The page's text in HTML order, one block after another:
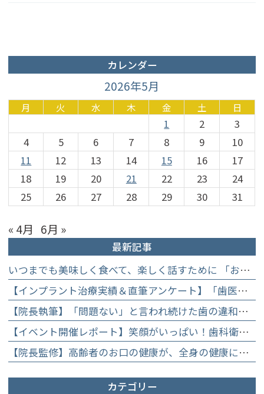
カレンダー
2026年5月
月 火 水 木 金 土 日
1 2
3
4
5 6 7 8 9
10
11
12 13 14 15 16
17
18
19 20 21 22 23
24
25
26 27 28 29 30 31
« 4月 6月 »
最新記事
いつまでも美味しく食べて、楽しく話すために 「お口からはじめる健康長寿教室」を開催します
【インプラント治療実績＆直筆アンケート】「歯医者が怖かった」トラウマを乗り越えて。70歳・介護士女性が手に入れた「晴れ晴れとした笑顔」と人生を支える噛み合わせ】
【院長執筆】「問題ない」と言われ続けた歯の違和感……60代女性が「80歳で20本の自前の歯」を守るために選んだ精密総合治療の全貌
【イベント開催レポート】笑顔がいっぱい！歯科衛生士×管理栄養士がお届けする「親子で楽しむむし歯になりにくいお菓子作り体験」】
【院長監修】高齢者のお口の健康が、全身の健康につながる理由。生涯おいしく食べるための「口内環境検査」とオーダーメイド予防】
カテゴリー